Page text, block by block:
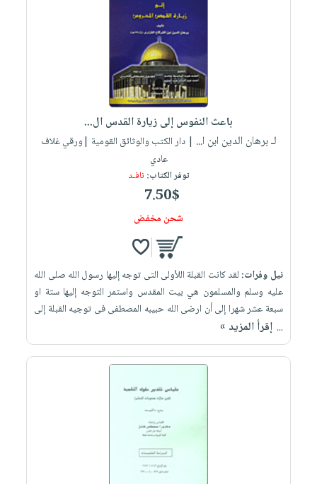
باعث النفوس إلى زيارة القدس ال...
لـ برهان الدين ابن ا... | دار الكتب والوثائق القومية |ورقي غلاف
عادي
توفر الكتاب: نافـد
7.50$
شحن مخفض
نيل وفرات: لقد كانت القبلة اللأولى التى توجه إليها رسول الله صلى الله
عليه وسلم والمسلمون هي بيت المقدس واستمر التوجه إليها ستة او
سبعة عشر شهرا إلى أن ارضى الله حبيبه المصطفى فى توجيه القبلة إلى
... إقرأ المزيد »